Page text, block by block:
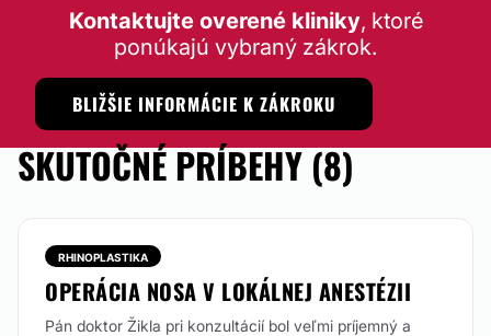
Kontaktujte overené kliniky, ktoré
ponúkajú vybraný zákrok.
BLIŽŠIE INFORMÁCIE K ZÁKROKU
SKUTOČNÉ PRÍBEHY (8)
RHINOPLASTIKA
OPERÁCIA NOSA V LOKÁLNEJ ANESTÉZII
Pán doktor Žikla pri konzultácií bol veľmi príjemný a